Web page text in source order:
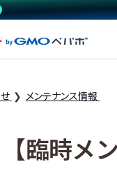
ロ
メンテナンス情報
【臨時メ